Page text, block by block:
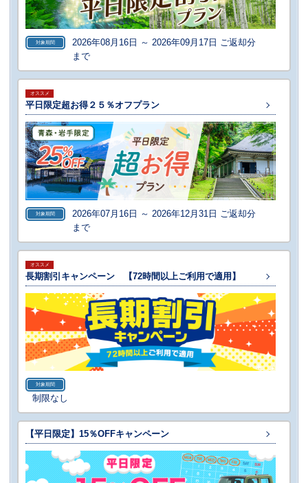
対象期間
2026年08月16日 ～ 2026年09月17日 ご返却分
まで
オススメ
平日限定超お得２５％オフプラン
対象期間
2026年07月16日 ～ 2026年12月31日 ご返却分
まで
オススメ
長期割引キャンペーン 【72時間以上ご利用で適用】
対象期間
制限なし
【平日限定】15％OFFキャンペーン